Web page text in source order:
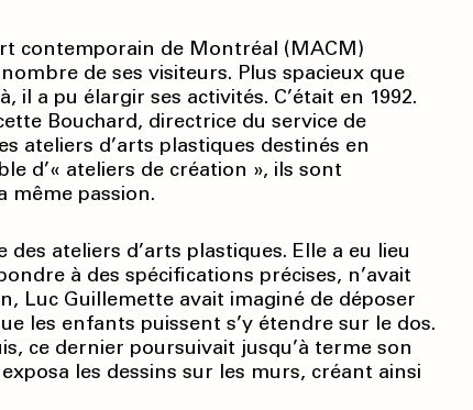
contemporain de Montréal (MACM)
de ses visiteurs. Plus spacieux que
il a pu élargir ses activités. C’était en 1992.
Bouchard, directrice du service de
ateliers d’arts plastiques destinés en
d’« ateliers de création », ils sont
même passion.
ateliers d’arts plastiques. Elle a eu lieu
à des spécifications précises, n’avait
Luc Guillemette avait imaginé de déposer
les enfants puissent s’y étendre sur le dos.
ce dernier poursuivait jusqu’à terme son
les dessins sur les murs, créant ainsi